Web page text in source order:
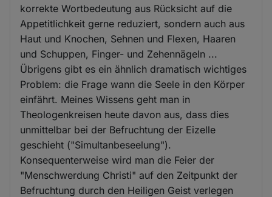
korrekte Wortbedeutung aus Rücksicht auf die
Appetitlichkeit gerne reduziert, sondern auch aus
Haut und Knochen, Sehnen und Flexen, Haaren
und Schuppen, Finger- und Zehennägeln ...
Übrigens gibt es ein ähnlich dramatisch wichtiges
Problem: die Frage wann die Seele in den Körper
einfährt. Meines Wissens geht man in
Theologenkreisen heute davon aus, dass dies
unmittelbar bei der Befruchtung der Eizelle
geschieht ("Simultanbeseelung").
Konsequenterweise wird man die Feier der
"Menschwerdung Christi" auf den Zeitpunkt der
Befruchtung durch den Heiligen Geist verlegen